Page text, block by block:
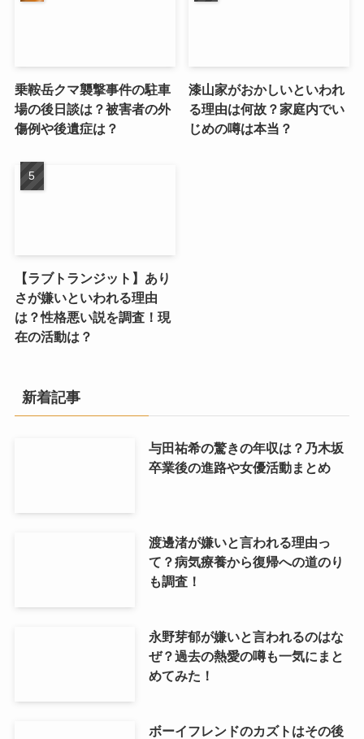
乗鞍岳クマ襲撃事件の駐車
場の後日談は？被害者の外
傷例や後遺症は？
漆山家がおかしいといわれ
る理由は何故？家庭内でい
じめの噂は本当？
【ラブトランジット】あり
さが嫌いといわれる理由
は？性格悪い説を調査！現
在の活動は？
新着記事
与田祐希の驚きの年収は？乃木坂
卒業後の進路や女優活動まとめ
渡邊渚が嫌いと言われる理由っ
て？病気療養から復帰への道のり
も調査！
永野芽郁が嫌いと言われるのはな
ぜ？過去の熱愛の噂も一気にまと
めてみた！
ボーイフレンドのカズトはその後